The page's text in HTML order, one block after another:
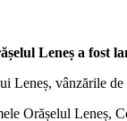
Leneș a fost
Leneș, vânzările
Orășelul Leneș,